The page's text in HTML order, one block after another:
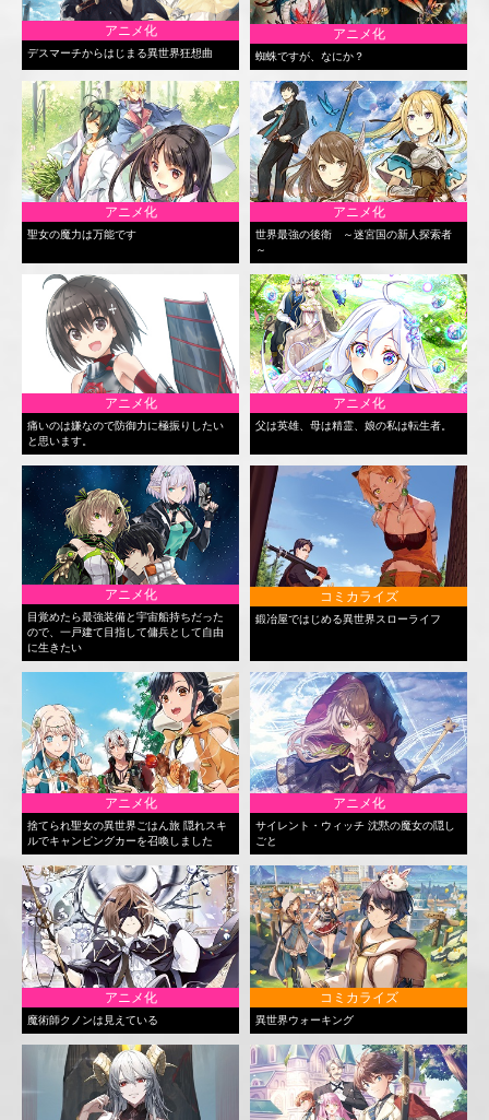
アニメ化
デスマーチからはじまる異世界狂想曲
アニメ化
蜘蛛ですが、なにか？
アニメ化
聖女の魔力は万能です
アニメ化
世界最強の後衛 ～迷宮国の新人探索者
～
アニメ化
痛いのは嫌なので防御力に極振りしたい
と思います。
アニメ化
父は英雄、母は精霊、娘の私は転生者。
アニメ化
目覚めたら最強装備と宇宙船持ちだった
ので、一戸建て目指して傭兵として自由
に生きたい
コミカライズ
鍛冶屋ではじめる異世界スローライフ
アニメ化
捨てられ聖女の異世界ごはん旅 隠れスキ
ルでキャンピングカーを召喚しました
アニメ化
サイレント・ウィッチ 沈黙の魔女の隠し
ごと
アニメ化
魔術師クノンは見えている
コミカライズ
異世界ウォーキング